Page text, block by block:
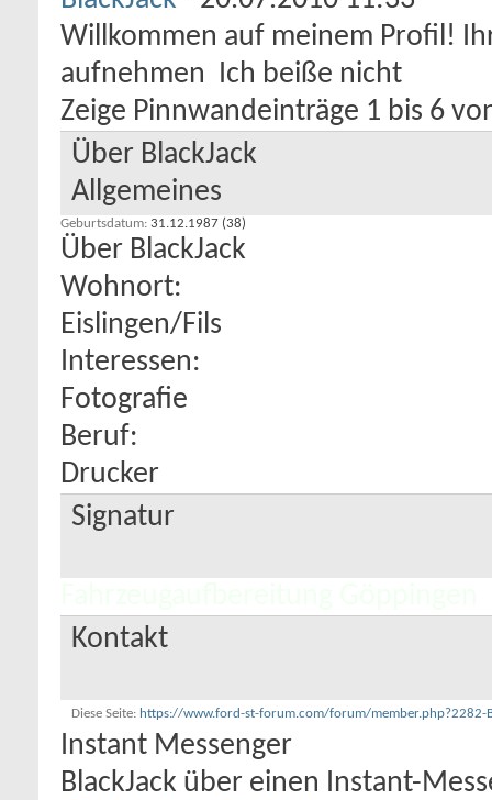
Willkommen auf meinem Profil!
aufnehmen Ich beiße nicht
Zeige Pinnwandeinträge 1 bis 6
Über BlackJack
Allgemeines
Geburtsdatum 31.12.1987 (38)
Über BlackJack
Wohnort:
Eislingen/Fils
Interessen:
Fotografie
Beruf:
Drucker
Signatur
Kontakt
Diese Seite https://www.ford-st-forum.com/forum/
Instant Messenger
BlackJack über einen Instant-